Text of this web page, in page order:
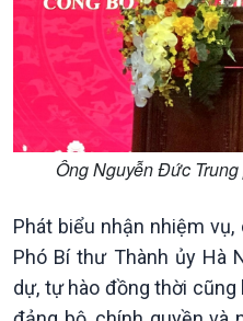
Bước chân đến trường
Ông Nguyễn Đức
Phát biểu nhận nhiệm
Phó Bí thư Thành ủy Hà
dự, tự hào đồng thời